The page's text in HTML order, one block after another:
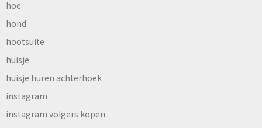
hoe
hond
hootsuite
huisje
huisje huren achterhoek
instagram
instagram volgers kopen